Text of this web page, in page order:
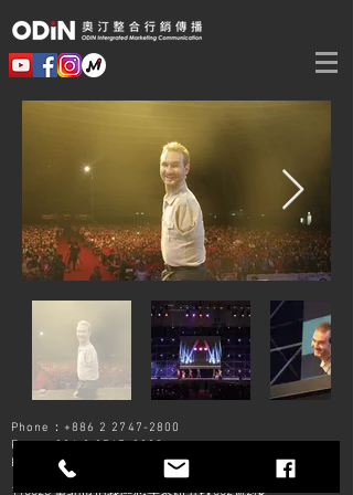
Phone：+886 2 2747-2800
Fax：+886 22747-2900
E-Mail：odin@odinimc.com.tw
110028 臺北市信義區忠孝東路五段552號2樓